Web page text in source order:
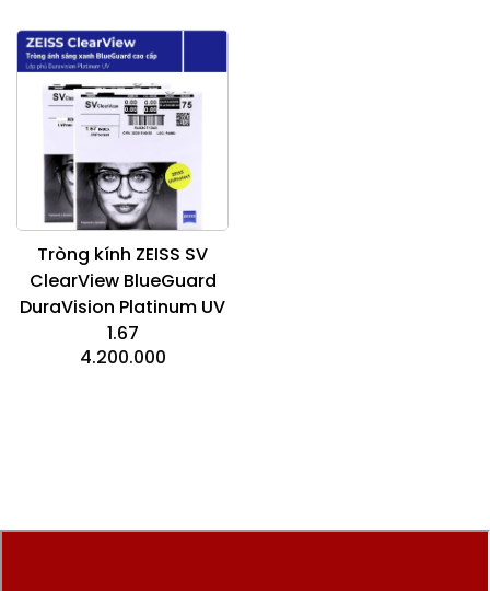
Tròng kính ZEISS SV
ClearView BlueGuard
DuraVision Platinum UV
1.67
4.200.000